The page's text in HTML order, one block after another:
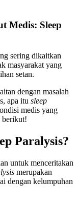
Medis: Sleep
sering dikaitkan
masyarakat yang
setan.
dengan masalah
apa itu sleep
medis yang
berikut!
Paralysis?
untuk menceritakan
merupakan
dengan kelumpuhan